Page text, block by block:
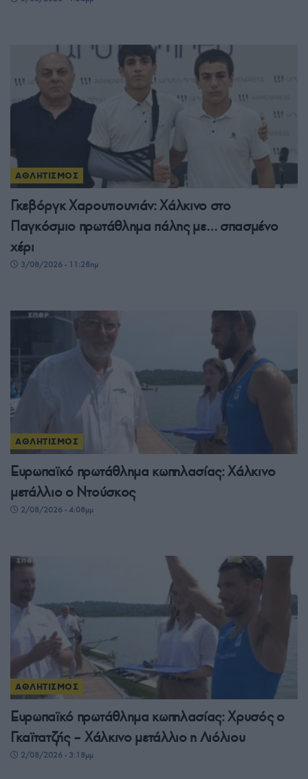
ΑΘΛΗΤΙΣΜΟΣ
Γκεβόργκ Χαρουτιουνιάν: Χάλκινο στο
Παγκόσμιο πρωτάθλημα πάλης με… σπασμένο
χέρι
3/08/2026 - 11:28πμ
ΑΘΛΗΤΙΣΜΟΣ
Ευρωπαϊκό πρωτάθλημα κωπηλασίας: Χάλκινο
μετάλλιο ο Ντούσκος
2/08/2026 - 4:08μμ
ΑΘΛΗΤΙΣΜΟΣ
Ευρωπαϊκό πρωτάθλημα κωπηλασίας: Χρυσός ο
Γκαϊτατζής – Χάλκινο μετάλλιο η Λιόλιου
2/08/2026 - 3:18μμ